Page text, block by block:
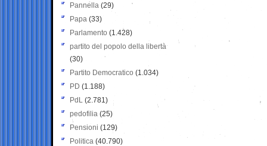
Pannella (29)
Papa (33)
Parlamento (1.428)
partito del popolo della libertà
(30)
Partito Democratico (1.034)
PD (1.188)
PdL (2.781)
pedofilia (25)
Pensioni (129)
Politica (40.790)